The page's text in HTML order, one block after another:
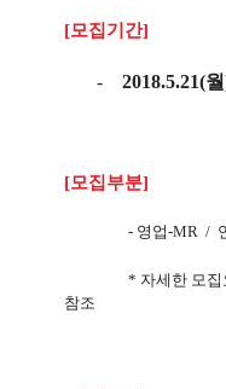
[모집기간]
- 2018.5.21(월
[모집부분]
- 영업-MR /
* 자세한 모
참조